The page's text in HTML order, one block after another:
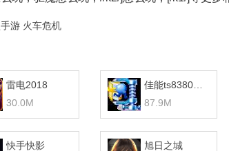
手游 火车危机
雷电2018
30.0M
87.9M
快手快影
旭日之城